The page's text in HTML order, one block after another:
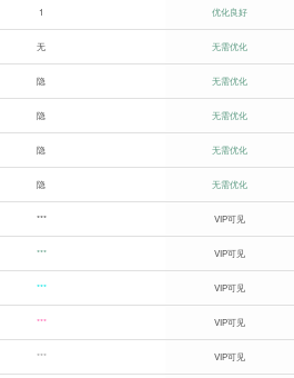
1 优化良好
无 无需优化
隐 无需优化
隐 无需优化
隐 无需优化
隐 无需优化
*** VIP可见
*** VIP可见
*** VIP可见
*** VIP可见
*** VIP可见